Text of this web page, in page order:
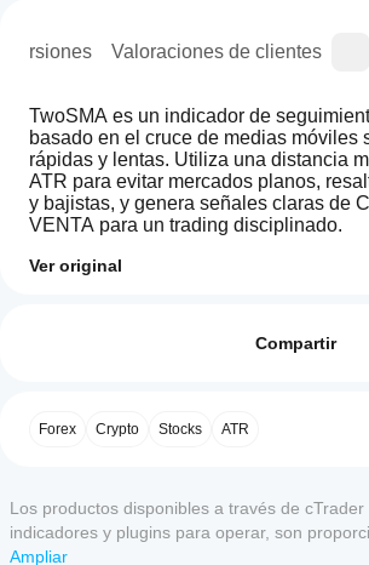
versiones Valoraciones de clientes
TwoSMA es un indicador de
basado en el cruce de medias móviles
rápidas y lentas. Utiliza una distancia
ATR para evitar mercados planos,
y bajistas, y genera señales claras de
VENTA para un trading disciplinado.
Ver original
0 %
0 %
indicador?
añada una
instancia
para
de cTrader
admiten
indicadores
Compartir
Forex Crypto Stocks ATR
Los productos disponibles a través de cTrader
indicadores y plugins para operar, son
desarrolladores de terceros y están
Ampliar